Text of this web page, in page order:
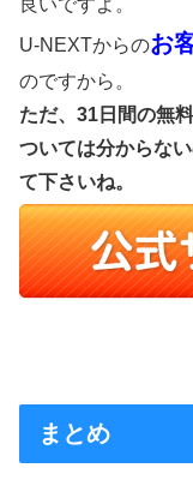
U-NEXTからのお
のですから。
ただ、31日間の無
ついては分からな
て下さいね。
まとめ